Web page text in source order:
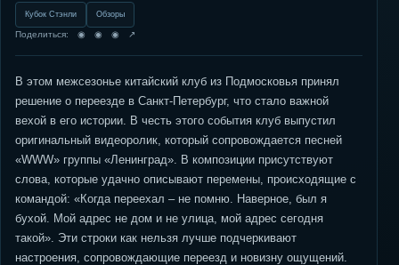
Кубок Стэнли Обзоры
Поделиться: ◉ ◉ ◉ ↗
В этом межсезонье китайский клуб из Подмосковья принял
решение о переезде в Санкт-Петербург, что стало важной
вехой в его истории. В честь этого события клуб выпустил
оригинальный видеоролик, который сопровождается песней
«WWW» группы «Ленинград». В композиции присутствуют
слова, которые удачно описывают перемены, происходящие с
командой: «Когда переехал – не помню. Наверное, был я
бухой. Мой адрес не дом и не улица, мой адрес сегодня
такой». Эти строки как нельзя лучше подчеркивают
настроения, сопровождающие переезд и новизну ощущений.